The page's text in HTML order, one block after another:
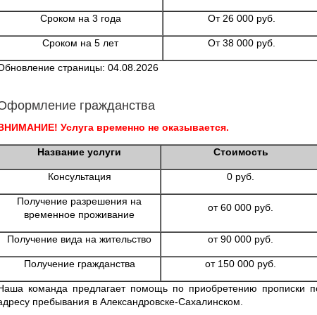
Сроком на 3 года От 26 000 руб.
Сроком на 5 лет От 38 000 руб.
страницы: 04.08.2026
гражданства
Услуга временно не оказывается.
Название услуги Стоимость
Консультация 0 руб.
Получение разрешения на
временное проживание
от 60 000 руб.
Получение вида на жительство от 90 000 руб.
Получение гражданства от 150 000 руб.
команда предлагает помощь по приобретению прописки
пребывания в Александровске-Сахалинском.